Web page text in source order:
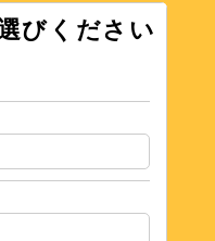
びください